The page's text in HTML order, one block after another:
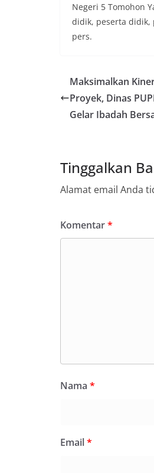
Negeri 5 Tomohon
didik, peserta didik,
pers.
Maksimalkan
Proyek, Dinas
Gelar Ibadah
Tinggalkan
Alamat email Anda
Komentar*
Nama *
Email*